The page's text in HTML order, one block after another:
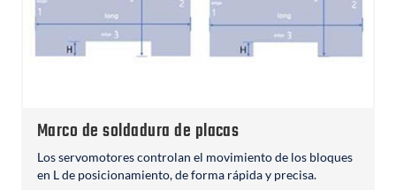
Marco de soldadura de placas
Los servomotores controlan el movimiento de los bloques
en L de posicionamiento, de forma rápida y precisa.